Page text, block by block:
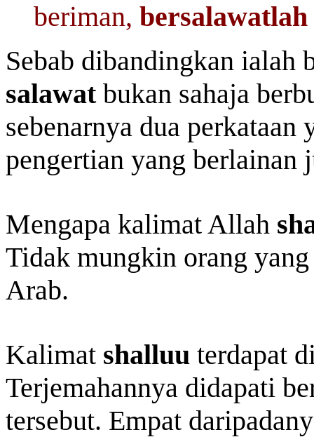
beriman, bersalawatlah
Sebab dibandingkan ialah
salawat bukan sahaja
sebenarnya dua perkataan
pengertian yang berlainan
Mengapa kalimat Allah
Tidak mungkin orang
Arab.
Kalimat shalluu terdapat
Terjemahannya didapati
tersebut. Empat